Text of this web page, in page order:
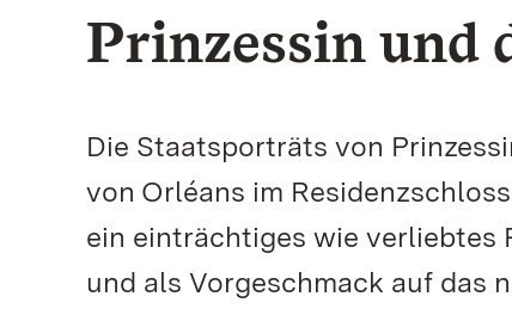
Prinzessin und
Die Staatsporträts von
von Orléans im
ein einträchtiges wie verliebtes
und als Vorgeschmack auf das